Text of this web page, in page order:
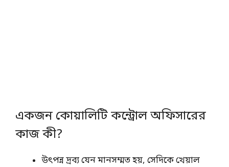
একজন কোয়ালিটি কন্ট্রোল অফিসারের
কাজ কী?
উৎপন্ন দ্রব্য যেন মানসম্মত হয়, সেদিকে খেয়াল